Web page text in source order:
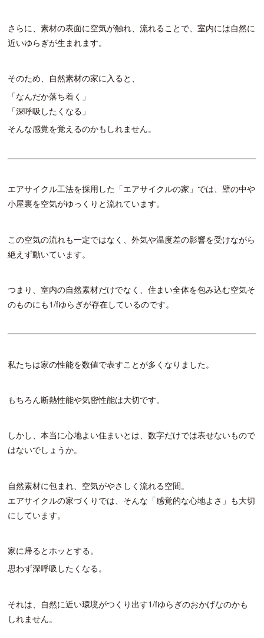
さらに、素材の表面に空気が触れ、流れることで、室内には自然に
近いゆらぎが生まれます。
そのため、自然素材の家に入ると、
「なんだか落ち着く」
「深呼吸したくなる」
そんな感覚を覚えるのかもしれません。
エアサイクル工法を採用した「エアサイクルの家」では、壁の中や
小屋裏を空気がゆっくりと流れています。
この空気の流れも一定ではなく、外気や温度差の影響を受けながら
絶えず動いています。
つまり、室内の自然素材だけでなく、住まい全体を包み込む空気そ
のものにも1/fゆらぎが存在しているのです。
私たちは家の性能を数値で表すことが多くなりました。
もちろん断熱性能や気密性能は大切です。
しかし、本当に心地よい住まいとは、数字だけでは表せないもので
はないでしょうか。
自然素材に包まれ、空気がやさしく流れる空間。
エアサイクルの家づくりでは、そんな「感覚的な心地よさ」も大切
にしています。
家に帰るとホッとする。
思わず深呼吸したくなる。
それは、自然に近い環境がつくり出す1/fゆらぎのおかげなのかも
しれません。